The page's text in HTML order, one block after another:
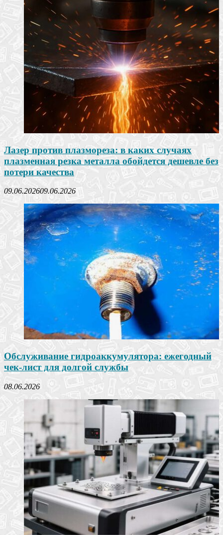
Лазер против плазмореза: в каких случаях
плазменная резка металла обойдется дешевле без
потери качества
09.06.202609.06.2026
Обслуживание гидроаккумулятора: ежегодный
чек-лист для долгой службы
08.06.2026